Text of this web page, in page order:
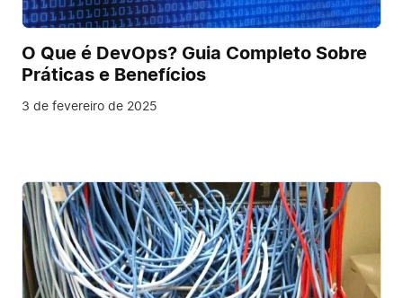
O Que é DevOps? Guia Completo Sobre
Práticas e Benefícios
3 de fevereiro de 2025